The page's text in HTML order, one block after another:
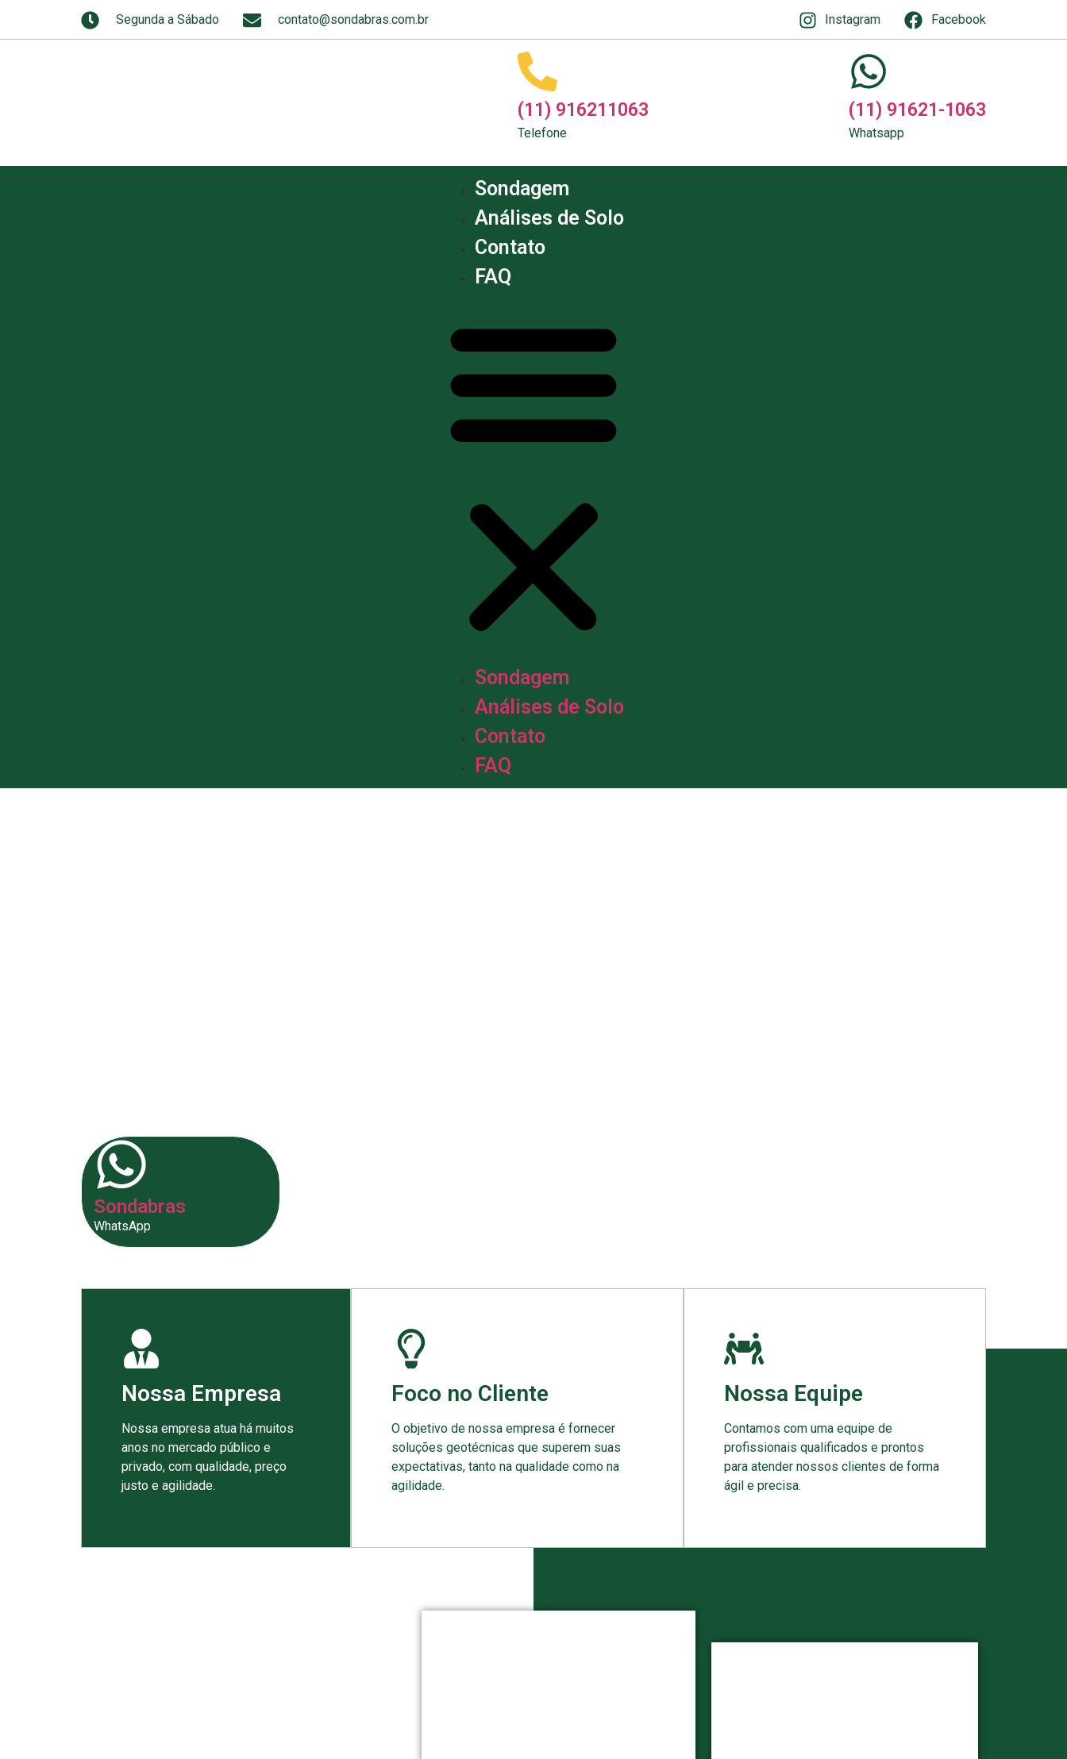
Segunda a Sábado contato@sondabras.com.br Instagram Facebook
(11) 916211063
Telefone
(11) 91621-1063
Whatsapp
Sondagem
Análises de Solo
Contato
FAQ
Sondagem
Análises de Solo
Contato
FAQ
Sondabras
WhatsApp
Nossa Empresa
Nossa empresa atua há muitos
anos no mercado público e
privado, com qualidade, preço
justo e agilidade.
Foco no Cliente
O objetivo de nossa empresa é fornecer
soluções geotécnicas que superem suas
expectativas, tanto na qualidade como na
agilidade.
Nossa Equipe
Contamos com uma equipe de
profissionais qualificados e prontos
para atender nossos clientes de forma
ágil e precisa.